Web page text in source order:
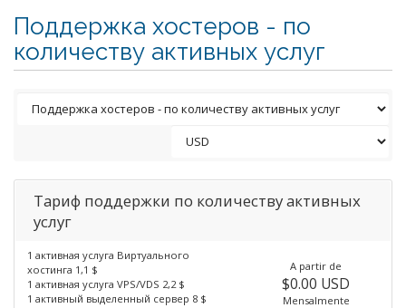
Поддержка хостеров - по
количеству активных услуг
Тариф поддержки по количеству активных
услуг
1 активная услуга Виртуального
хостинга 1,1 $
1 активная услуга VPS/VDS 2,2 $
1 активный выделенный сервер 8 $
A partir de
$0.00 USD
Mensalmente